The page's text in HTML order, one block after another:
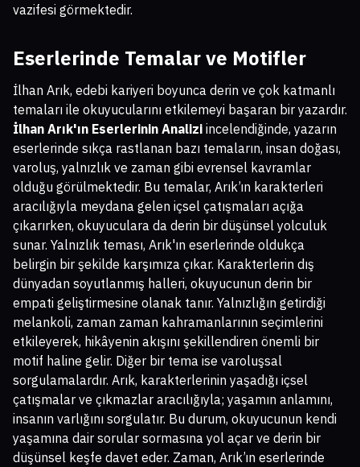
vazifesi görmektedir.
Eserlerinde Temalar ve Motifler
İlhan Arık, edebi kariyeri boyunca derin ve çok katmanlı
temaları ile okuyucularını etkilemeyi başaran bir yazardır.
İlhan Arık'ın Eserlerinin Analizi incelendiğinde, yazarın
eserlerinde sıkça rastlanan bazı temaların, insan doğası,
varoluş, yalnızlık ve zaman gibi evrensel kavramlar
olduğu görülmektedir. Bu temalar, Arık’ın karakterleri
aracılığıyla meydana gelen içsel çatışmaları açığa
çıkarırken, okuyuculara da derin bir düşünsel yolculuk
sunar. Yalnızlık teması, Arık'ın eserlerinde oldukça
belirgin bir şekilde karşımıza çıkar. Karakterlerin dış
dünyadan soyutlanmış halleri, okuyucunun derin bir
empati geliştirmesine olanak tanır. Yalnızlığın getirdiği
melankoli, zaman zaman kahramanlarının seçimlerini
etkileyerek, hikâyenin akışını şekillendiren önemli bir
motif haline gelir. Diğer bir tema ise varoluşsal
sorgulamalardır. Arık, karakterlerinin yaşadığı içsel
çatışmalar ve çıkmazlar aracılığıyla; yaşamın anlamını,
insanın varlığını sorgulatır. Bu durum, okuyucunun kendi
yaşamına dair sorular sormasına yol açar ve derin bir
düşünsel keşfe davet eder. Zaman, Arık’ın eserlerinde